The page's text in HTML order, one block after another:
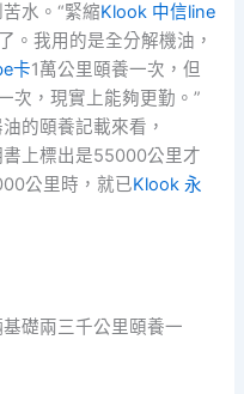
水。“緊縮Klook 中信line
。我用的是全分解機油，
卡1萬公里頤養一次，但
次，現實上能夠更勤。”
的頤養記載來看，
書上標出是55000公里才
公里時，就已Klook 永
礎兩三千公里頤養一